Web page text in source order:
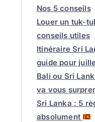
Nos 5 conseils
Louer un tuk-
conseils utiles
Itinéraire Sri
guide pour
Bali ou Sri
va vous
Sri Lanka : 5
absolument